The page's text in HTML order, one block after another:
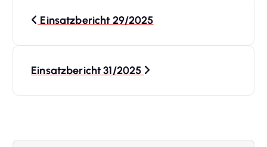
Einsatzbericht 29/2025
Einsatzbericht 31/2025